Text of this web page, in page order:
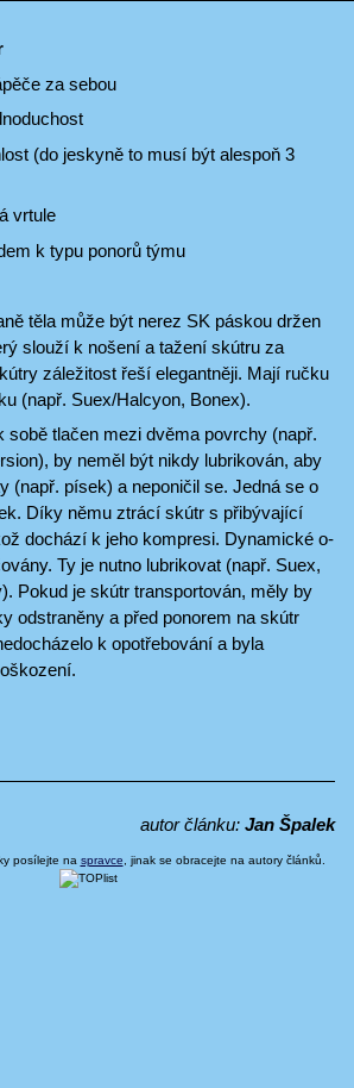
za sebou
(do jeskyně to musí být alespoň 3
vrtule
k typu ponorů týmu
těla může být nerez SK páskou držen
slouží k nošení a tažení skútru za
záležitost řeší elegantněji. Mají ručku
(např. Suex/Halcyon, Bonex).
sobě tlačen mezi dvěma povrchy (např.
by neměl být nikdy lubrikován, aby
(např. písek) a neponičil se. Jedná se o
Díky němu ztrácí skútr s přibývající
dochází k jeho kompresi. Dynamické o-
Ty je nutno lubrikovat (např. Suex,
Pokud je skútr transportován, měly by
odstraněny a před ponorem na skútr
k opotřebování a byla
autor článku: Jan Špalek
posílejte na spravce , jinak se obracejte na autory článků.